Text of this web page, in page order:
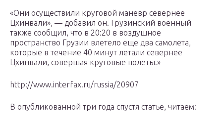
«Они осуществили круговой маневр севернее
Цхинвали», — добавил он. Грузинский военный
также сообщил, что в 20:20 в воздушное
пространство Грузии влетело еще два самолета,
которые в течение 40 минут летали севернее
Цхинвали, совершая круговые полеты.»
http://www.interfax.ru/russia/20907
В опубликованной три года спустя статье, читаем: